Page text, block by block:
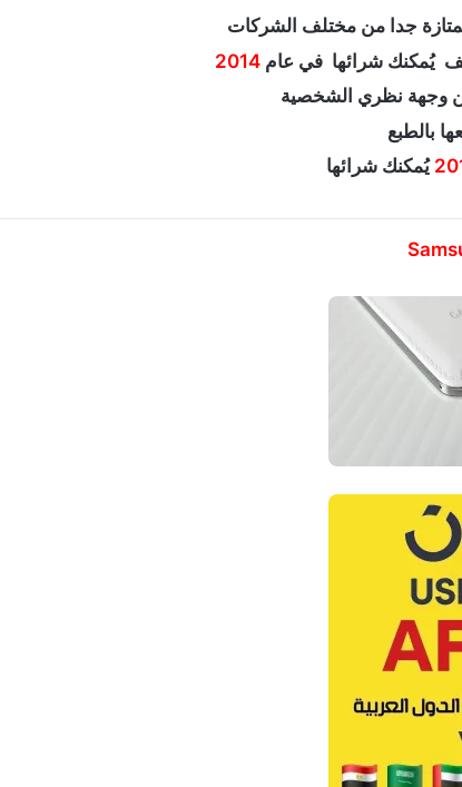
جدا من مختلف الشركات
يُمكنك شرائها في عام 2014
وجهة نظري الشخصية
بالطبع
يُمكنك شرائها